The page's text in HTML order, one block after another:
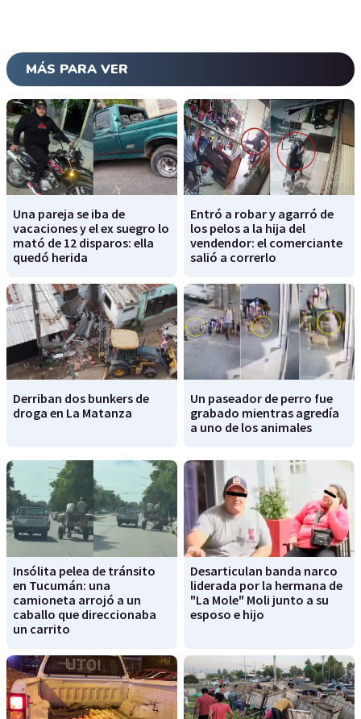
MÁS PARA VER
Una pareja se iba de
vacaciones y el ex suegro lo
mató de 12 disparos: ella
quedó herida
Entró a robar y agarró de
los pelos a la hija del
vendendor: el comerciante
salió a correrlo
Derriban dos bunkers de
droga en La Matanza
Un paseador de perro fue
grabado mientras agredía
a uno de los animales
Insólita pelea de tránsito
en Tucumán: una
camioneta arrojó a un
caballo que direccionaba
un carrito
Desarticulan banda narco
liderada por la hermana de
"La Mole" Moli junto a su
esposo e hijo